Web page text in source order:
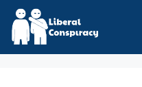
Skip
content